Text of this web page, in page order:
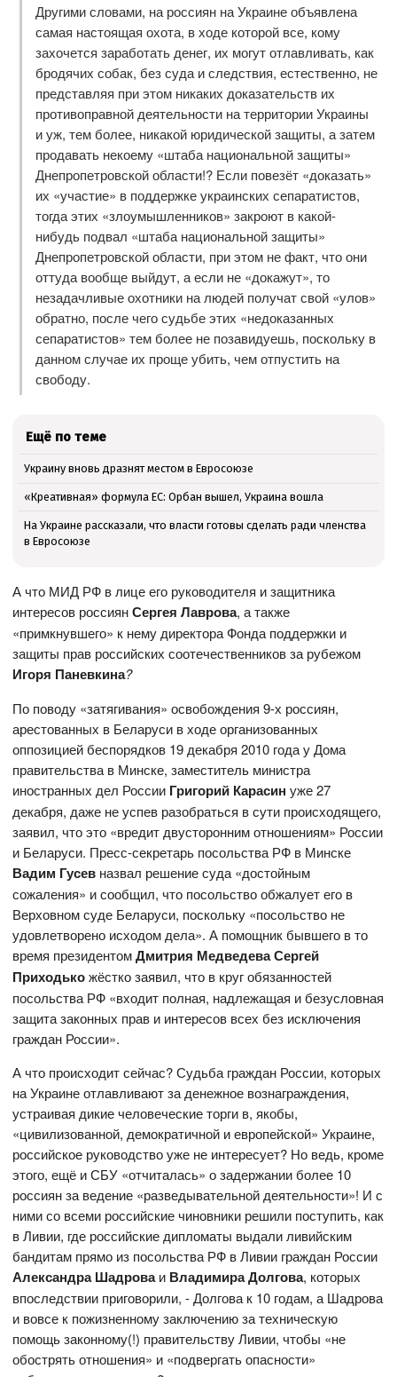
Другими словами, на россиян на Украине объявлена
самая настоящая охота, в ходе которой все, кому
захочется заработать денег, их могут отлавливать, как
бродячих собак, без суда и следствия, естественно, не
представляя при этом никаких доказательств их
противоправной деятельности на территории Украины
и уж, тем более, никакой юридической защиты, а затем
продавать некоему «штаба национальной защиты»
Днепропетровской области!? Если повезёт «доказать»
их «участие» в поддержке украинских сепаратистов,
тогда этих «злоумышленников» закроют в какой-
нибудь подвал «штаба национальной защиты»
Днепропетровской области, при этом не факт, что они
оттуда вообще выйдут, а если не «докажут», то
незадачливые охотники на людей получат свой «улов»
обратно, после чего судьбе этих «недоказанных
сепаратистов» тем более не позавидуешь, поскольку в
данном случае их проще убить, чем отпустить на
свободу.
Ещё по теме
Украину вновь дразнят местом в Евросоюзе
«Креативная» формула ЕС: Орбан вышел, Украина вошла
На Украине рассказали, что власти готовы сделать ради членства
в Евросоюзе
А что МИД РФ в лице его руководителя и защитника
интересов россиянСергея Лаврова, а также
«примкнувшего» к нему директора Фонда поддержки и
защиты прав российских соотечественников за рубежом
Игоря Паневкина?
По поводу «затягивания» освобождения 9-х россиян,
арестованных в Беларуси в ходе организованных
оппозицией беспорядков 19 декабря 2010 года у Дома
правительства в Минске, заместитель министра
иностранных дел России Григорий Карасин уже 27
декабря, даже не успев разобраться в сути происходящего,
заявил, что это «вредит двусторонним отношениям» России
и Беларуси. Пресс-секретарь посольства РФ в Минске
Вадим Гусев назвал решение суда «достойным
сожаления» и сообщил, что посольство обжалует его в
Верховном суде Беларуси, поскольку «посольство не
удовлетворено исходом дела». А помощник бывшего в то
время президентомДмитрия МедведеваСергей
Приходькожёстко заявил, что в круг обязанностей
посольства РФ «входит полная, надлежащая и безусловная
защита законных прав и интересов всех без исключения
граждан России».
А что происходит сейчас? Судьба граждан России, которых
на Украине отлавливают за денежное вознаграждения,
устраивая дикие человеческие торги в, якобы,
«цивилизованной, демократичной и европейской» Украине,
российское руководство уже не интересует? Но ведь, кроме
этого, ещё и СБУ «отчиталась» о задержании более 10
россиян за ведение «разведывательной деятельности»! И с
ними со всеми российские чиновники решили поступить, как
в Ливии, где российские дипломаты выдали ливийским
бандитам прямо из посольства РФ в Ливии граждан России
Александра Шадроваи Владимира Долгова, которых
впоследствии приговорили, - Долгова к 10 годам, а Шадрова
и вовсе к пожизненному заключению за техническую
помощь законному(!) правительству Ливии, чтобы «не
обострять отношения» и «подвергать опасности»